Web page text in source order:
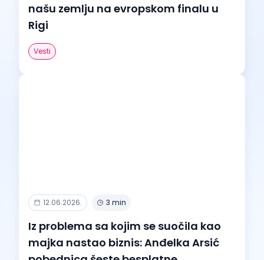
našu zemlju na evropskom finalu u
Rigi
Vesti
12.06.2026. 3 min
Iz problema sa kojim se suočila kao
majka nastao biznis: Anđelka Arsić